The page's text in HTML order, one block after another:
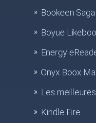
Bookeen Saga
Boyue
Energy
Onyx Boox
Les
Kindle Fire